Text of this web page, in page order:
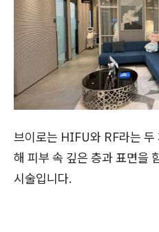
브이로는 HIFU와 RF라는 두
해 피부 속 깊은 층과 표면을
시술입니다.